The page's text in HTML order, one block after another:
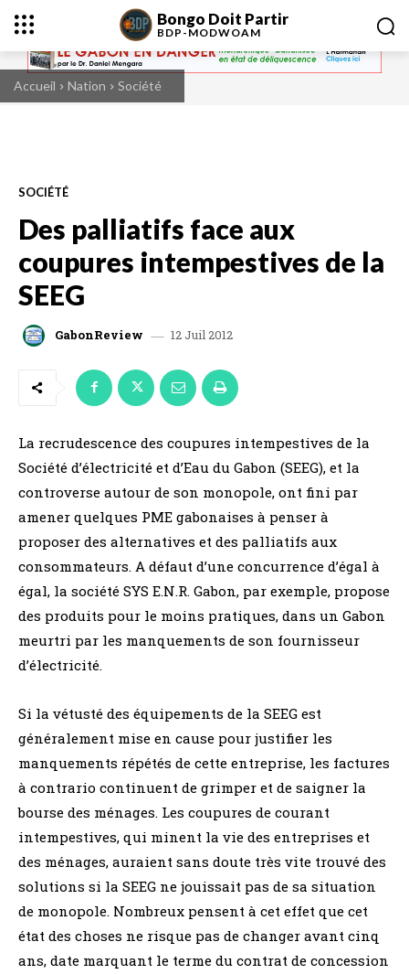
Bongo Doit Partir
BDP-MODWOAM
Accueil Nation Société
SOCIÉTÉ
Des palliatifs face aux
coupures intempestives de la
SEEG
GabonReview 12 Juil 2012
La recrudescence des coupures intempestives de la
Société d’électricité et d’Eau du Gabon (SEEG), et la
controverse autour de son monopole, ont fini par
amener quelques PME gabonaises à penser à
proposer des alternatives et des palliatifs aux
consommateurs. A défaut d’une concurrence d’égal à
égal, la société SYS E.N.R. Gabon, par exemple, propose
des produits pour le moins pratiques, dans un Gabon
meurtri par les manquements de son fournisseur
d’électricité.
Si la vétusté des équipements de la SEEG est
généralement mise en cause pour justifier les
manquements répétés de cette entreprise, les factures
à contrario continuent de grimper et de saigner la
bourse des ménages. Les coupures de courant
intempestives, qui minent la vie des entreprises et
des ménages, auraient sans doute très vite trouvé des
solutions si la SEEG ne jouissait pas de sa situation
de monopole. Nombreux pensent à cet effet que cet
état des choses ne risque pas de changer avant cinq
ans, date marquant le terme du contrat de concession